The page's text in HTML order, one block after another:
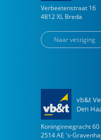
Verbeetenstraat 16
4812 XL Breda
Naar vestiging
vb&t
Den
Koninginnegracht 60
2514 AE 's-